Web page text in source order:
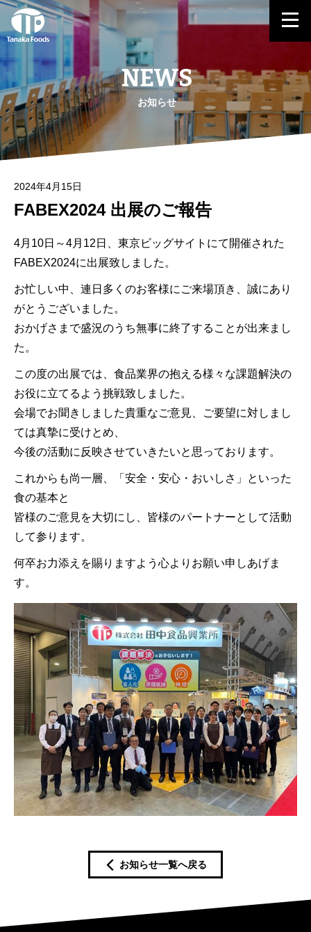
NEWS
お知らせ
2024年4月15日
FABEX2024 出展のご報告
4月10日～4月12日、東京ビッグサイトにて開催された
FABEX2024に出展致しました。
お忙しい中、連日多くのお客様にご来場頂き、誠にあり
がとうございました。
おかげさまで盛況のうち無事に終了することが出来まし
た。
この度の出展では、食品業界の抱える様々な課題解決の
お役に立てるよう挑戦致しました。
会場でお聞きしました貴重なご意見、ご要望に対しまし
ては真摯に受けとめ、
今後の活動に反映させていきたいと思っております。
これからも尚一層、「安全・安心・おいしさ」といった
食の基本と
皆様のご意見を大切にし、皆様のパートナーとして活動
して参ります。
何卒お力添えを賜りますよう心よりお願い申しあげま
す。
お知らせ一覧へ戻る